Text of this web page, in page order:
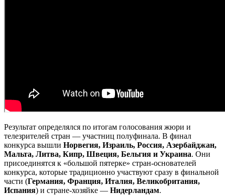
Результат определялся по итогам голосования жюри и
телезрителей стран — участниц полуфинала. В финал
конкурса вышли Норвегия, Израиль, Россия, Азербайджан,
Мальта, Литва, Кипр, Швеция, Бельгия и Украина. Они
присоединятся к «большой пятерке» стран-основателей
конкурса, которые традиционно участвуют сразу в финальной
части (Германия, Франция, Италия, Великобритания,
Испания) и стране-хозяйке — Нидерландам.